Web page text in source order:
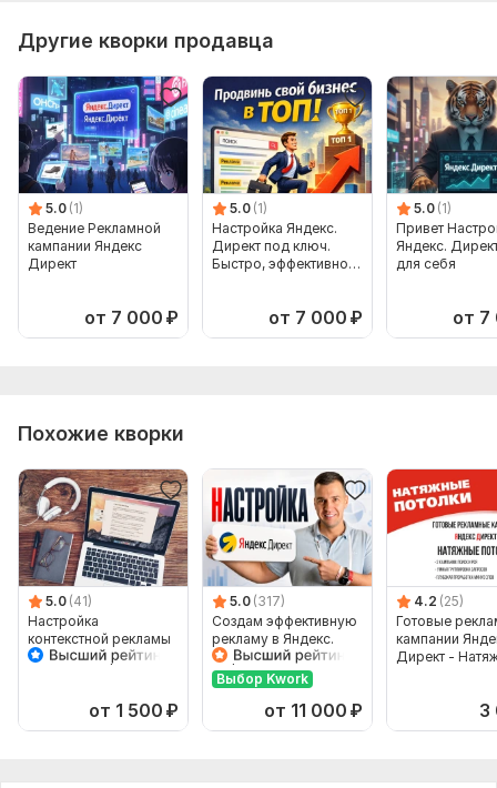
Другие кворки продавца
5.0 (1)
Ведение Рекламной
кампании Яндекс
Директ
от 7 000 ₽
5.0 (1)
Настройка Яндекс.
Директ под ключ.
Быстро, эффективно,
от 7 000 ₽
5.0 (1)
Привет
Яндекс.
для себя
от 7
Похожие кворки
5.0 (41)
Настройка
контекстной рекламы
в Яндекс Директ под
от 1 500 ₽
5.0 (317)
Создам эффективную
рекламу в Яндекс.
Директ под ваш
бизнес
Выбор Kwork
от 11 000 ₽
4.2 (25)
Готовые
кампании
Директ -
3